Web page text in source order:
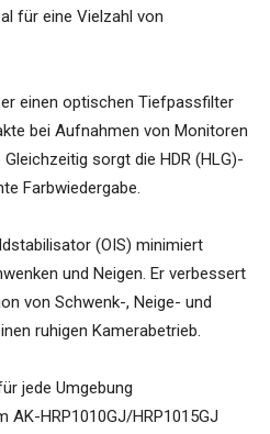
für eine Vielzahl von
einen optischen Tiefpassfilter
bei Aufnahmen von Monitoren
sorgt die HDR (HLG)-
Farbwiedergabe.
(OIS) minimiert
und Neigen. Er verbessert
von Schwenk-, Neige- und
ruhigen Kamerabetrieb.
jede Umgebung
AK-HRP1010GJ/HRP1015GJ